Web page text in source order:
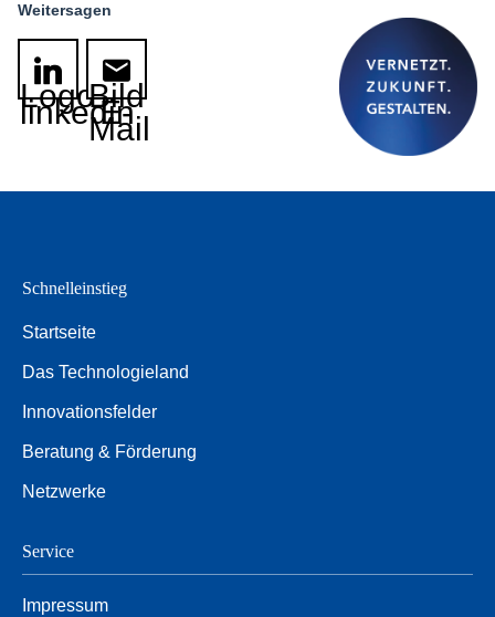
Weitersagen
Logo
linkedin
Bild
E-
Mail
Schnelleinstieg
Startseite
Das Technologieland
Innovationsfelder
Beratung & Förderung
Netzwerke
Service
Impressum